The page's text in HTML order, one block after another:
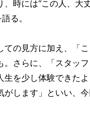
時には“この人、大
る。
ての見方に加え、「
。さらに、「スタッ
生を少し体験できた
がします」といい、